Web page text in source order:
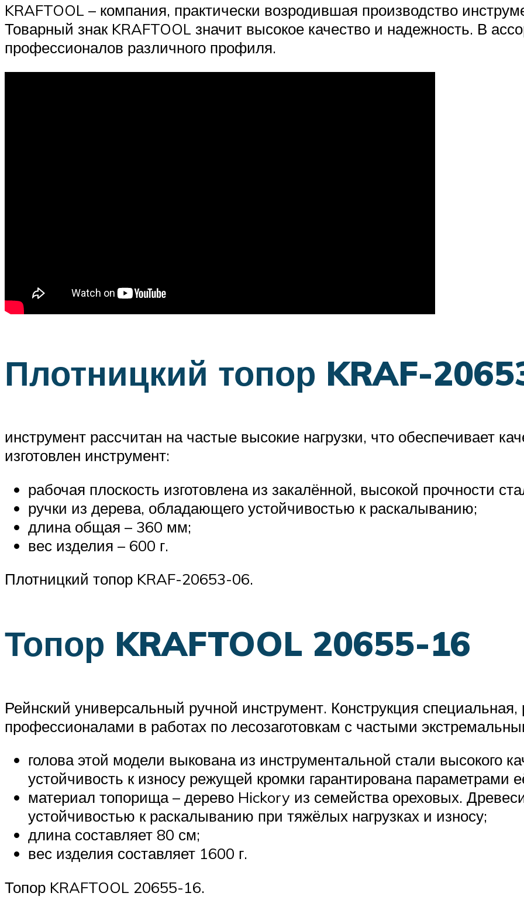
KRAFTOOL – компания, практически возродившая производство
Товарный знак KRAFTOOL значит высокое качество и надежность. В
профессионалов различного профиля.
Плотницкий топор KRAF-
инструмент рассчитан на частые высокие нагрузки, что обеспечивает
изготовлен инструмент:
рабочая плоскость изготовлена из закалённой, высокой прочности
ручки из дерева, обладающего устойчивостью к раскалыванию;
длина общая – 360 мм;
вес изделия – 600 г.
Плотницкий топор KRAF-20653-06.
Топор KRAFTOOL 20655-16
Рейнский универсальный ручной инструмент. Конструкция
профессионалами в работах по лесозаготовкам с частыми
голова этой модели выкована из инструментальной стали высокого
устойчивость к износу режущей кромки гарантирована параметрами
материал топорища – дерево Hickory из семейства ореховых.
устойчивостью к раскалыванию при тяжёлых нагрузках и износу;
длина составляет 80 см;
вес изделия составляет 1600 г.
Топор KRAFTOOL 20655-16.